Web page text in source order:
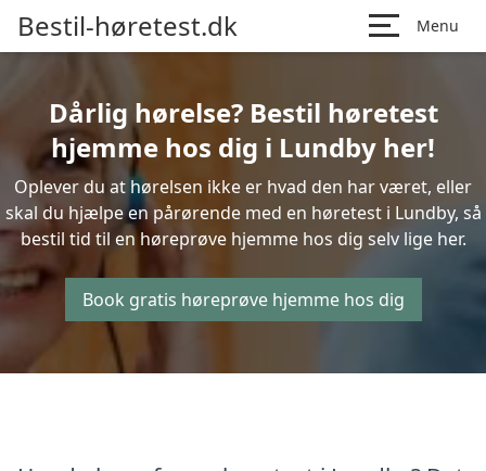
Bestil-høretest.dk Menu
Dårlig hørelse? Bestil høretest
hjemme hos dig i Lundby her!
Oplever du at hørelsen ikke er hvad den har været, eller
skal du hjælpe en pårørende med en høretest i Lundby, så
bestil tid til en høreprøve hjemme hos dig selv lige her.
Book gratis høreprøve hjemme hos dig